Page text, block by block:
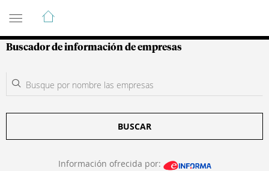
Guía de Empresas Colombianas
Buscador de información de empresas
BUSCAR
Información ofrecida por: